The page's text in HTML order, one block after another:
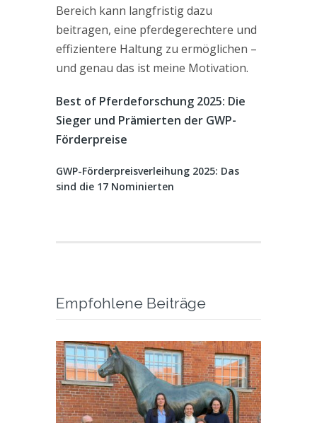
Bereich kann langfristig dazu
beitragen, eine pferdegerechtere und
effizientere Haltung zu ermöglichen –
und genau das ist meine Motivation.
Best of Pferdeforschung 2025: Die
Sieger und Prämierten der GWP-
Förderpreise
GWP-Förderpreisverleihung 2025: Das
sind die 17 Nominierten
Empfohlene Beiträge